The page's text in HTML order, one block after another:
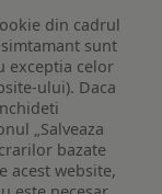
din cadrul
sunt
exceptia celor
ului). Daca
„Salveaza
bazate
acest website,